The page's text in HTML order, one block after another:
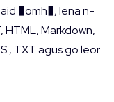
�omh�, lena n-
HTML, Markdown,
, TXT agus go leor